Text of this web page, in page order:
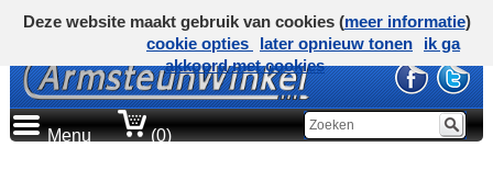
Menu (0)
Deze website maakt gebruik van cookies (meer informatie)
cookie opties
later opnieuw tonen
ik ga
akkoord met cookies